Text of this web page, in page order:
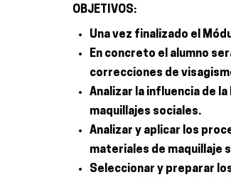
OBJETIVOS:
Una vez finalizado el
En concreto el alumno
correcciones de
Analizar la influencia de
maquillajes sociales.
Analizar y aplicar los
materiales de maquillaje
Seleccionar y preparar